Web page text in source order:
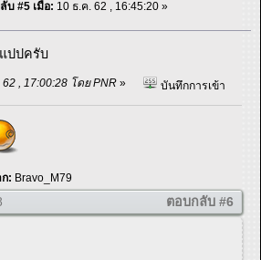
บ #5 เมื่อ: 10 ธ.ค. 62 , 16:45:20 »
แปปครับ
, 17:00:28 โดย PNR » บันทึกการเข้า
: Bravo_M79
ตอบกลับ #6